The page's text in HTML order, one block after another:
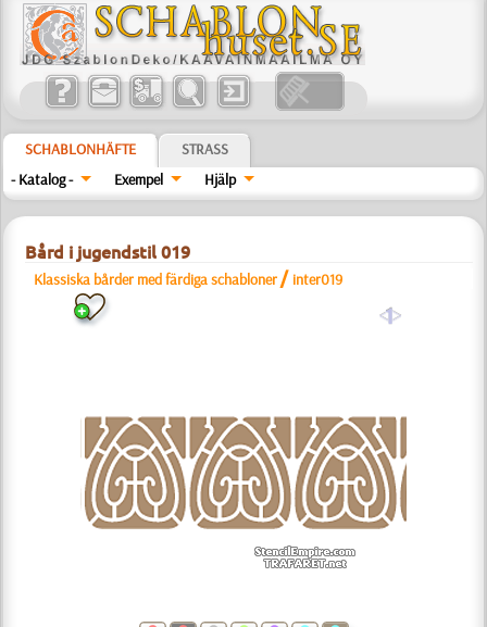
SCHABLONHÄFTE
STRASS
- Katalog -
Exempel Hjälp
Bård i jugendstil 019
Klassiska bårder med färdiga schabloner / inter019
a